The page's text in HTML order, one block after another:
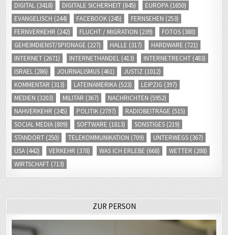
DIGITAL (3418) DIGITALE SICHERHEIT (845) EUROPA (1650)
EVANGELISCH (244) FACEBOOK (245) FERNSEHEN (253)
FERNVERKEHR (242) FLUCHT / MIGRATION (239) FOTOS (380)
GEHEIMDIENST/SPIONAGE (227) HALLE (317) HARDWARE (721)
INTERNET (2671) INTERNETHANDEL (413) INTERNETRECHT (483)
ISRAEL (286) JOURNALISMUS (461) JUSTIZ (1012)
KOMMENTAR (313) LATEINAMERIKA (523) LEIPZIG (397)
MEDIEN (3203) MILITÄR (367) NACHRICHTEN (5952)
NAHVERKEHR (245) POLITIK (2797) RADIOBEITRÄGE (515)
SOCIAL MEDIA (809) SOFTWARE (1813) SONSTIGES (219)
STANDORT (250) TELEKOMMUNIKATION (709) UNTERWEGS (367)
USA (442) VERKEHR (378) WAS ICH ERLEBE (668) WETTER (288)
WIRTSCHAFT (713)
ZUR PERSON